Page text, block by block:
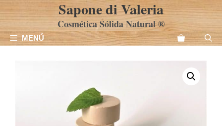
al
Sapone di Valeria
Cosmética Sólida Natural ®
MENÚ